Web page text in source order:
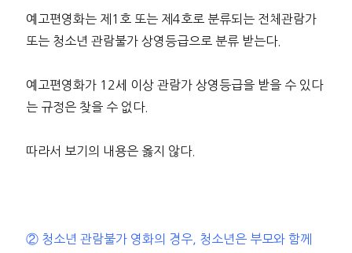
예고편영화는 제1호 또는 제4호로 분류되는 전체관람가
또는 청소년 관람불가 상영등급으로 분류 받는다.
예고편영화가 12세 이상 관람가 상영등급을 받을 수 있다
는 규정은 찾을 수 없다.
따라서 보기의 내용은 옳지 않다.
② 청소년 관람불가 영화의 경우, 청소년은 부모와 함께